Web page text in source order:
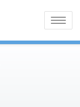
Toggle